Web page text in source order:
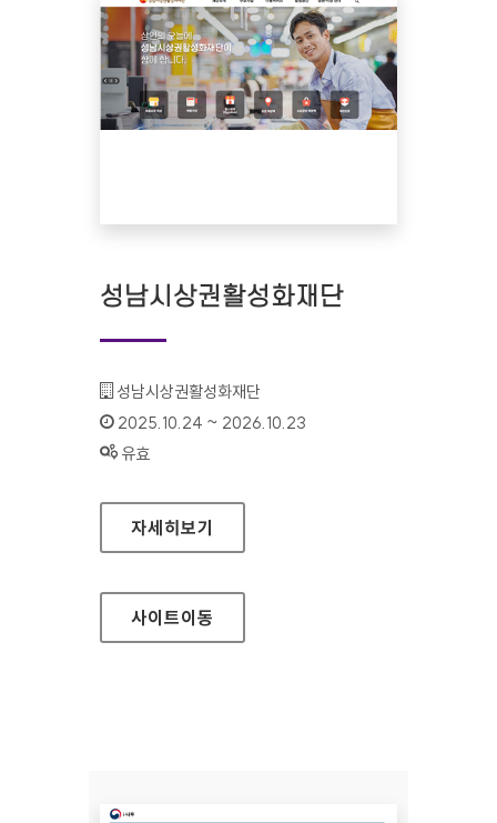
성남시상권활성화재단
기관명 :
성남시상권활성화재단
인증기간 :
2025.10.24 ~ 2026.10.23
상태 :
유효
성남시상권활성화재단
자세히보기
사이트이동